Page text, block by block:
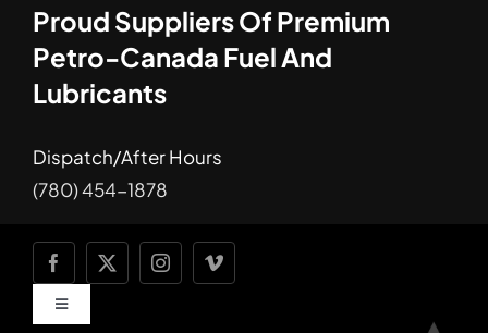
Proud Suppliers Of Premium
Petro-Canada Fuel And
Lubricants
Dispatch/After Hours
(780) 454-1878
Toggle